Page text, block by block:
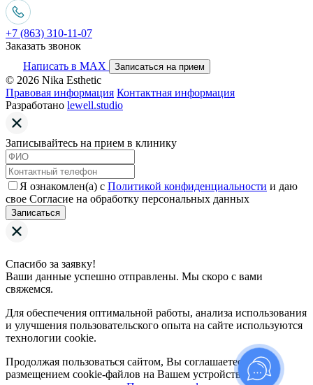
+7 (863) 310-11-07
Заказать звонок
Написать в MAX
Записаться на прием
© 2026 Nika Esthetic
Правовая информация Контактная информация
Разработано lewell.studio
Записывайтесь на прием в клинику
Я ознакомлен(а) с Политикой конфиденциальности и даю
свое Согласие на обработку персональных данных
Записаться
Спасибо за заявку!
Ваши данные успешно отправлены. Мы скоро с вами
свяжемся.
Для обеспечения оптимальной работы, анализа использования
и улучшения пользовательского опыта на сайте используются
технологии cookie.
Продолжая пользоваться сайтом, Вы соглашаетесь с
размещением cookie-файлов на Вашем устройстве на